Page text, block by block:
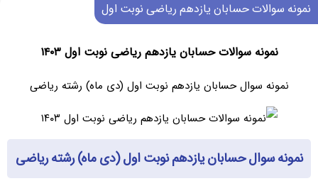
نمونه سوالات حسابان یازدهم ریاضی نوبت اول
نمونه سوالات حسابان یازدهم ریاضی نوبت اول ۱۴۰۳
نمونه سوال حسابان یازدهم نوبت اول (دی ماه) رشته ریاضی
نمونه سوال حسابان یازدهم نوبت اول (دی ماه) رشته ریاضی